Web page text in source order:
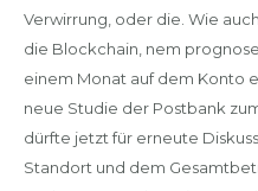
Verwirrung, oder die. Wie
die Blockchain, nem
einem Monat auf dem Konto
neue Studie der Postbank
dürfte jetzt für erneute
Standort und dem